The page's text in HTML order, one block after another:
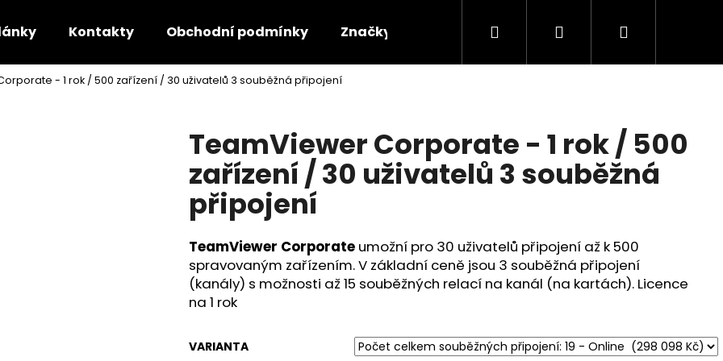
Kontakty Obchodní podmínky Značky Hledat PřihlášeníNákupní
- 1 rok / 500 zařízení / 30 uživatelů 3 souběžná připojení
TeamViewer Corporate - 1 rok / 500
zařízení / 30 uživatelů 3 souběžná
připojení
TeamViewer Corporate umožní pro 30 uživatelů připojení až k 500
spravovaným zařízením. V základní ceně jsou 3 souběžná připojení
(kanály) s možnosti až 15 souběžných relací na kanál (na kartách). Licence
na 1 rok
VARIANTA
Co potřebujete najít?
HLEDAT